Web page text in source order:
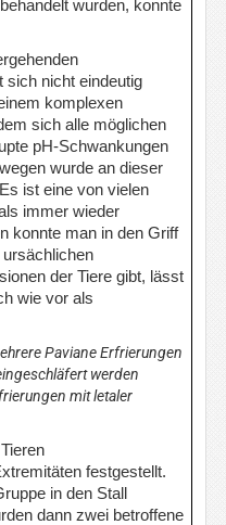
wurden, konnte
sich nicht eindeutig
komplexen
sich alle möglichen
pH-Schwankungen
wurde an dieser
ist eine von vielen
immer wieder
konnte man in den Griff
der Tiere gibt, lässt
wie vor als
Paviane Erfrierungen
werden
mit letaler
festgestellt.
in den Stall
dann zwei betroffene